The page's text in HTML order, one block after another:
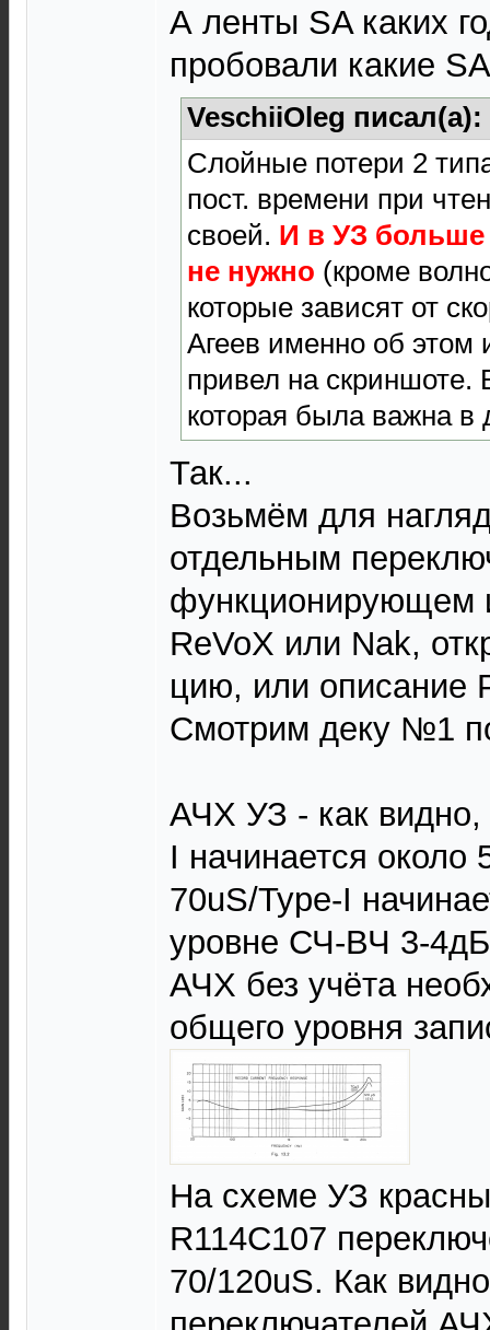
А ленты SA каких
пробовали какие
VeschiiOleg писал(а):
Слойные потери 2
пост. времени при
своей. И в УЗ больше
не нужно (кроме
которые зависят от
Агеев именно об этом
привел на скриншоте.
которая была важна в
Так...
Возьмём для
отдельным
функционирующем
ReVoX или Nak,
цию, или описание
Смотрим деку №1
АЧХ УЗ - как
I начинается
70uS/Type-I
уровне СЧ-ВЧ 3-
АЧХ без учёта
общего уровня
На схеме УЗ
R114C107
70/120uS. Как